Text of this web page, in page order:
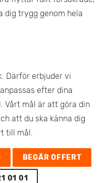
dig trygg genom hela
Därför erbjuder vi
efter dina
Vårt mål är att göra din
att du ska känna dig
till mål​.
BEGÄR OFFERT
01 01